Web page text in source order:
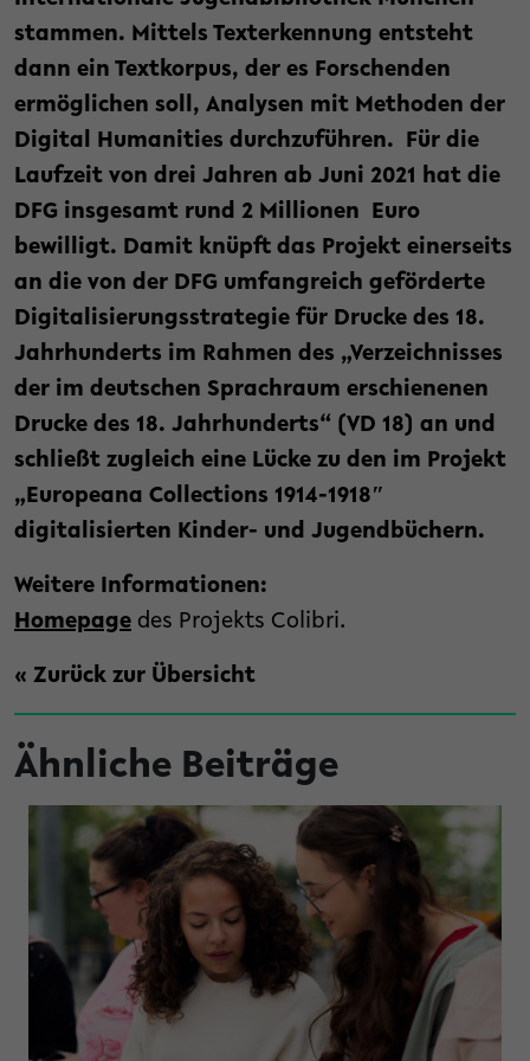
stammen. Mittels Texterkennung entsteht
dann ein Textkorpus, der es Forschenden
ermöglichen soll, Analysen mit Methoden der
Digital Humanities durchzuführen. Für die
Laufzeit von drei Jahren ab Juni 2021 hat die
DFG insgesamt rund 2 Millionen Euro
bewilligt. Damit knüpft das Projekt einerseits
an die von der DFG umfangreich geförderte
Digitalisierungsstrategie für Drucke des 18.
Jahrhunderts im Rahmen des „Verzeichnisses
der im deutschen Sprachraum erschienenen
Drucke des 18. Jahrhunderts“ (VD 18) an und
schließt zugleich eine Lücke zu den im Projekt
„Europeana Collections 1914-1918″
digitalisierten Kinder- und Jugendbüchern.
Weitere Informationen:
Homepage des Projekts Colibri.
« Zurück zur Übersicht
Ähnliche Beiträge
zusammengehen